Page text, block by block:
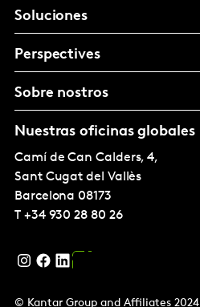
Soluciones
Perspectives
Sobre nostros
Nuestras oficinas globales
Camí de Can Calders, 4,
Sant Cugat del Vallès
Barcelona 08173
T +34 930 28 80 26
© Kantar Group and Affiliates 2024